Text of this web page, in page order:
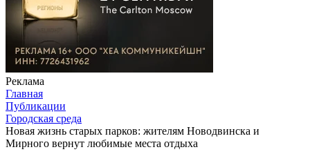
Реклама
Главная
Публикации
Городская среда
Новая жизнь старых парков: жителям Новодвинска и
Мирного вернут любимые места отдыха